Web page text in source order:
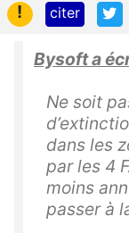
!
citer
Bysoft a
Ne soit
dans les
par les 4
moins
passer à